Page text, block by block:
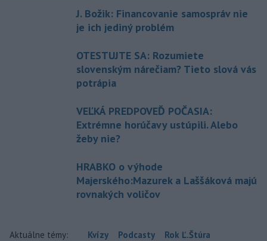
J. Božik: Financovanie samospráv nie
je ich jediný problém
OTESTUJTE SA: Rozumiete
slovenským nárečiam? Tieto slová vás
potrápia
VEĽKÁ PREDPOVEĎ POČASIA:
Extrémne horúčavy ustúpili. Alebo
žeby nie?
HRABKO o výhode
Majerského:Mazurek a Laššáková majú
rovnakých voličov
Aktuálne témy: Kvízy Podcasty Rok Ľ.Štúra